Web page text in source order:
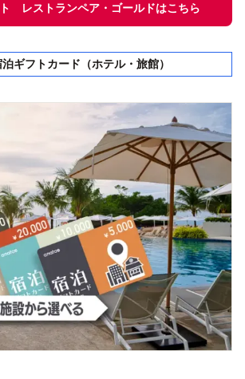
レストランペア・ゴールドはこちら
ギフトカード（ホテル・旅館）